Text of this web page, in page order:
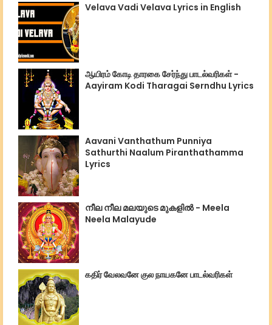
Velava Vadi Velava Lyrics in English
ஆயிரம் கோடி தாரகை சேர்ந்து பாடல்வரிகள் -
Aayiram Kodi Tharagai Serndhu Lyrics
Aavani Vanthathum Punniya
Sathurthi Naalum Piranthathamma
Lyrics
നീല നീല മലയുടെ മുകളില്‍ - Meela
Neela Malayude
கதிர் வேலவனே குல நாயகனே பாடல்வரிகள்